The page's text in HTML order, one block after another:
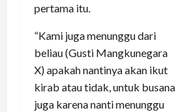
pertama itu.
“Kami juga menunggu dari
beliau (Gusti Mangkunegara
X) apakah nantinya akan ikut
kirab atau tidak, untuk busana
juga karena nanti menunggu